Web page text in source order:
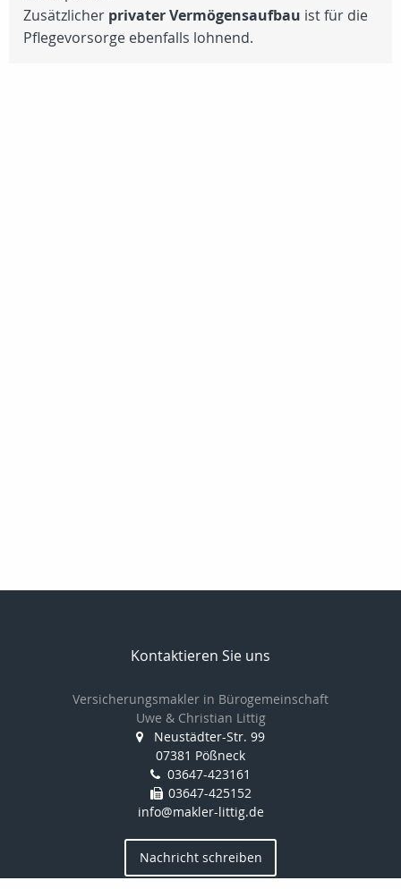
Zusätzlicher privater Vermögensaufbau ist für die
Pflegevorsorge ebenfalls lohnend.
Kontaktieren Sie uns
Versicherungsmakler in Bürogemeinschaft
Uwe & Christian Littig
Neustädter-Str. 99
07381 Pößneck
03647-423161
03647-425152
info@makler-littig.de
Nachricht schreiben